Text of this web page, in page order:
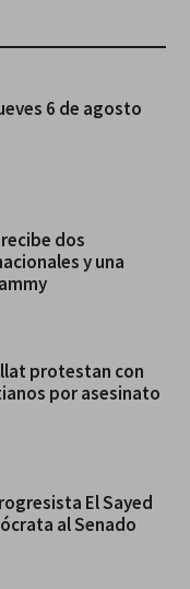
6 de agosto
dos
y una
protestan con
por asesinato
El Sayed
al Senado